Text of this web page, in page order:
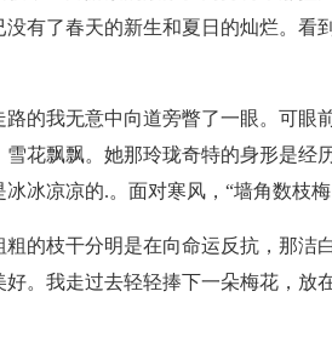
有了春天的新生和夏日的灿烂。看
的我无意中向道旁瞥了一眼。可眼
花飘飘。她那玲珑奇特的身形是经
冰凉凉的.。面对寒风，“墙角数枝
的枝干分明是在向命运反抗，那洁
。我走过去轻轻捧下一朵梅花，放